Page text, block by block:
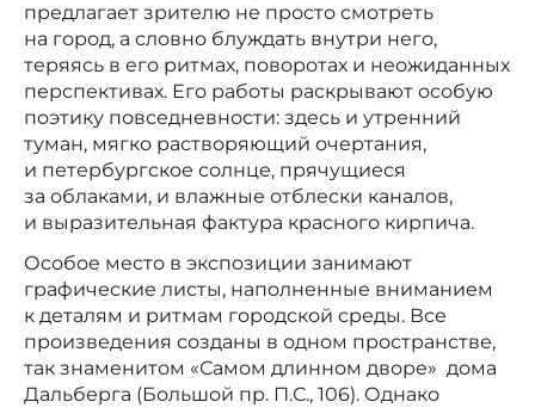
предлагает зрителю не просто смотреть
на город, а словно блуждать внутри него,
теряясь в его ритмах, поворотах и неожиданных
перспективах. Его работы раскрывают особую
поэтику повседневности: здесь и утренний
туман, мягко растворяющий очертания,
и петербургское солнце, прячущиеся
за облаками, и влажные отблески каналов,
и выразительная фактура красного кирпича.
Особое место в экспозиции занимают
графические листы, наполненные вниманием
к деталям и ритмам городской среды. Все
произведения созданы в одном пространстве,
так знаменитом «Самом длинном дворе» дома
Дальберга (Большой пр. П.С., 106). Однако